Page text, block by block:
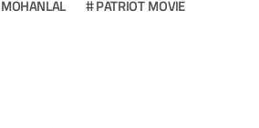
MOHANLAL
PATRIOT MOVIE